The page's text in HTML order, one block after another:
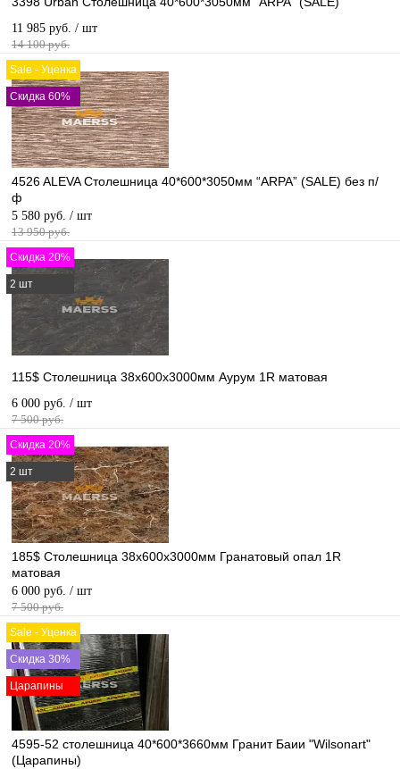
11 985 руб. / шт
14 100 руб.
Sale - Уценка
Скидка 60%
4526 ALEVA Столешница 40*600*3050мм “ARPA” (SALE) без п/
ф
5 580 руб. / шт
13 950 руб.
Скидка 20%
2 шт
115$ Столешница 38х600х3000мм Аурум 1R матовая
6 000 руб. / шт
7 500 руб.
Скидка 20%
2 шт
185$ Столешница 38х600х3000мм Гранатовый опал 1R
матовая
6 000 руб. / шт
7 500 руб.
Sale - Уценка
Скидка 30%
Царапины
4595-52 столешница 40*600*3660мм Гранит Баии "Wilsonart"
(Царапины)